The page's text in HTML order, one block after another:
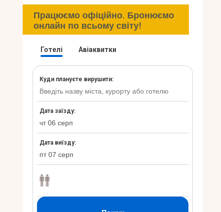
Типи Турів
Країни
Контакти
Працюємо офіційно. Бронюємо
онлайн по всьому світу!